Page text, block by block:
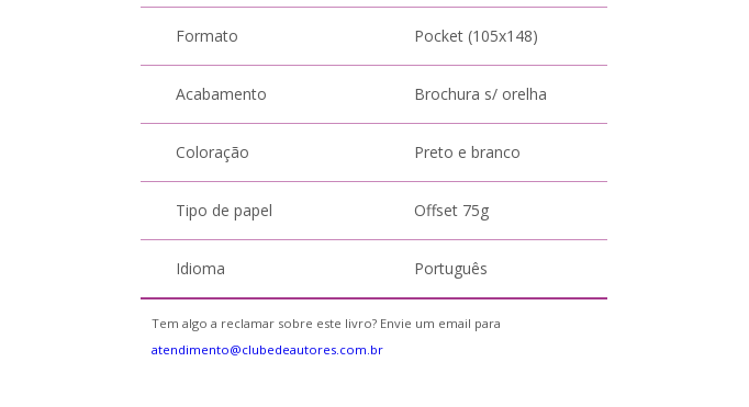
Formato Pocket (105x148)
Acabamento Brochura s/ orelha
Coloração Preto e branco
Tipo de papel Offset 75g
Idioma Português
Tem algo a reclamar sobre este livro? Envie um email para
atendimento@clubedeautores.com.br